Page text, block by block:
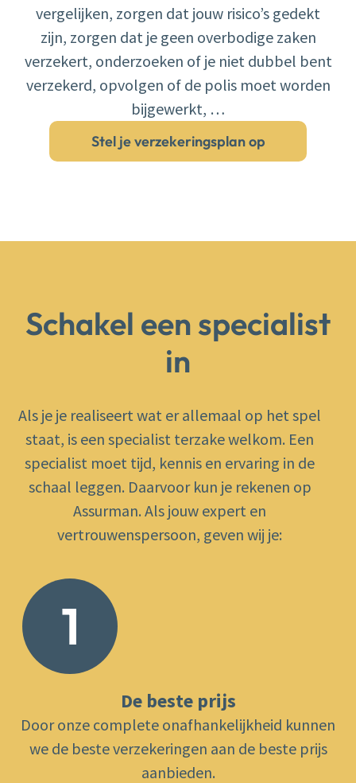
vergelijken, zorgen dat jouw risico’s gedekt
zijn, zorgen dat je geen overbodige zaken
verzekert, onderzoeken of je niet dubbel bent
verzekerd, opvolgen of de polis moet worden
bijgewerkt, …
Stel je verzekeringsplan op
Schakel een specialist
in
Als je je realiseert wat er allemaal op het spel
staat, is een specialist terzake welkom. Een
specialist moet tijd, kennis en ervaring in de
schaal leggen. Daarvoor kun je rekenen op
Assurman. Als jouw expert en
vertrouwenspersoon, geven wij je:
1
De beste prijs
Door onze complete onafhankelijkheid kunnen
we de beste verzekeringen aan de beste prijs
aanbieden.